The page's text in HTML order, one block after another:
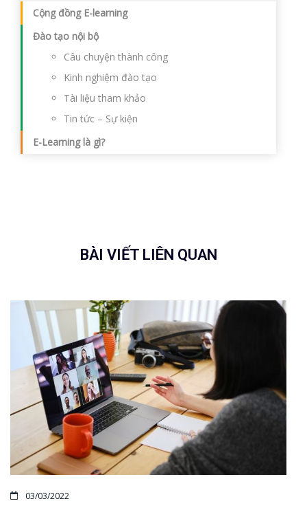
Cộng đồng E-learning
Đào tạo nội bộ
Câu chuyện thành công
Kinh nghiệm đào tạo
Tài liệu tham khảo
Tin tức – Sự kiện
E-Learning là gì?
BÀI VIẾT LIÊN QUAN
03/03/2022